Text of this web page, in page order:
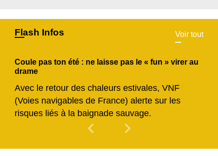
Flash Infos Voir tout
Coule pas ton été : ne laisse pas le « fun » virer au
drame
Avec le retour des chaleurs estivales, VNF
(Voies navigables de France) alerte sur les
risques liés à la baignade sauvage.
chevron_left Previous
chevron_right